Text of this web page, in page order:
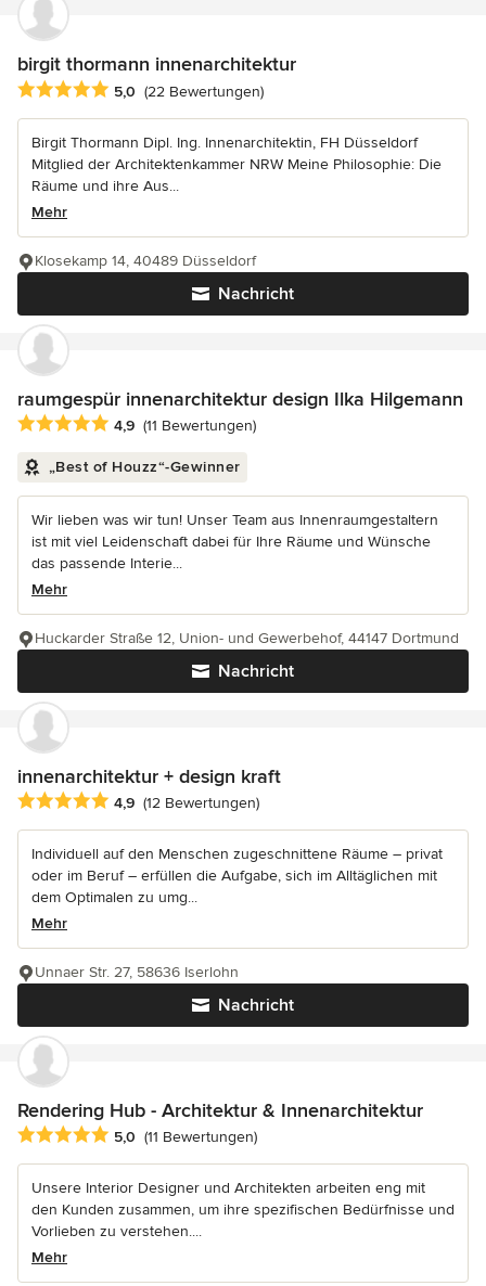
birgit thormann innenarchitektur
Durchschnittliche Bewertung: 5 von 5 Sternen
5,0 (22 Bewertungen)
Birgit Thormann Dipl. Ing. Innenarchitektin, FH Düsseldorf
Mitglied der Architektenkammer NRW Meine Philosophie: Die
Räume und ihre Aus...
Mehr
Nachricht
Klosekamp 14, 40489 Düsseldorf
raumgespür innenarchitektur design Ilka Hilgemann
Durchschnittliche Bewertung: 4.9 von 5 Sternen
4,9 (11 Bewertungen)
„Best of Houzz“-Gewinner
Wir lieben was wir tun! Unser Team aus Innenraumgestaltern
ist mit viel Leidenschaft dabei für Ihre Räume und Wünsche
das passende Interie...
Mehr
Nachricht
Huckarder Straße 12, Union- und Gewerbehof, 44147 Dortmund
innenarchitektur + design kraft
Durchschnittliche Bewertung: 4.9 von 5 Sternen
4,9 (12 Bewertungen)
Individuell auf den Menschen zugeschnittene Räume – privat
oder im Beruf – erfüllen die Aufgabe, sich im Alltäglichen mit
dem Optimalen zu umg...
Mehr
Nachricht
Unnaer Str. 27, 58636 Iserlohn
Rendering Hub - Architektur & Innenarchitektur
Durchschnittliche Bewertung: 5 von 5 Sternen
5,0 (11 Bewertungen)
Unsere Interior Designer und Architekten arbeiten eng mit
den Kunden zusammen, um ihre spezifischen Bedürfnisse und
Vorlieben zu verstehen....
Mehr